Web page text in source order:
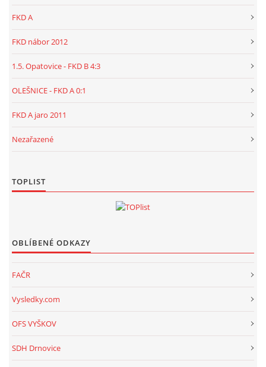
FKD A
FKD nábor 2012
1.5. Opatovice - FKD B 4:3
OLEŠNICE - FKD A 0:1
FKD A jaro 2011
Nezařazené
TOPLIST
OBLÍBENÉ ODKAZY
FAČR
Vysledky.com
OFS VYŠKOV
SDH Drnovice